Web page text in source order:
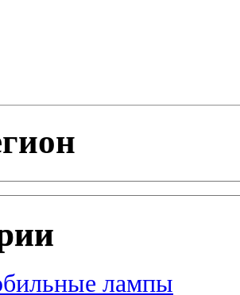
лампы